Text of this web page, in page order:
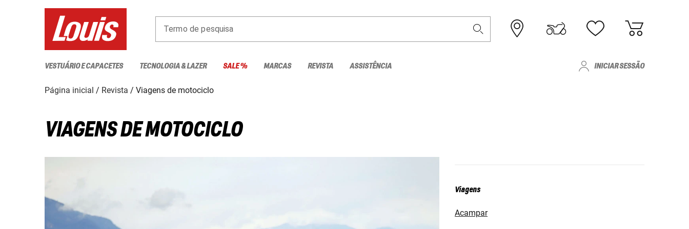
Termo de pesquisa
VESTUÁRIO E CAPACETES TECNOLOGIA & LAZER SALE % MARCAS REVISTA ASSISTÊNCIA INICIAR SESSÃO
Página inicial Revista Viagens de motociclo
VIAGENS DE MOTOCICLO
Viagens
Acampar